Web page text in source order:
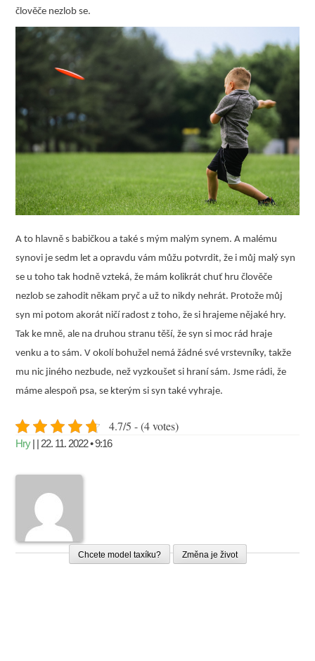
člověče nezlob se.
A to hlavně s babičkou a také s mým malým synem. A malému
synovi je sedm let a opravdu vám můžu potvrdit, že i můj malý syn
se u toho tak hodně vzteká, že mám kolikrát chuť hru člověče
nezlob se zahodit někam pryč a už to nikdy nehrát. Protože můj
syn mi potom akorát ničí radost z toho, že si hrajeme nějaké hry.
Tak ke mně, ale na druhou stranu těší, že syn si moc rád hraje
venku a to sám. V okolí bohužel nemá žádné své vrstevníky, takže
mu nic jiného nezbude, než vyzkoušet si hraní sám. Jsme rádi, že
máme alespoň psa, se kterým si syn také vyhraje.
4.7/5 - (4 votes)
Hry| | 22. 11. 2022 • 9:16
Chcete model taxíku? Změna je život